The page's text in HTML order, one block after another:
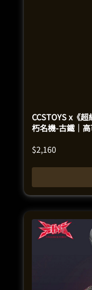
CCSTOYS x《
朽名機-古鐵｜高
$2,160